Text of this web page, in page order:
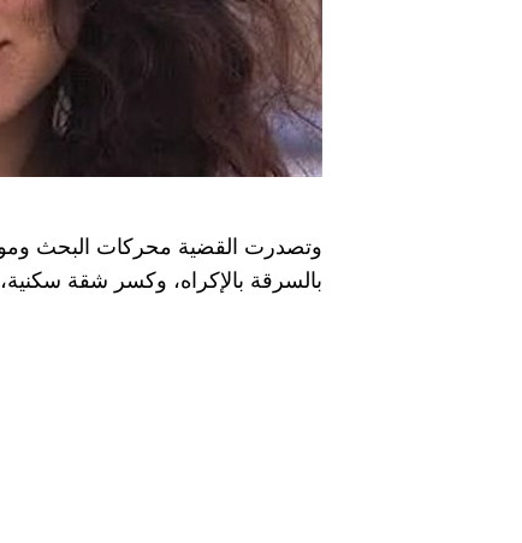
وتصدرت القضية محركات البحث
بالسرقة بالإكراه، وكسر شقة